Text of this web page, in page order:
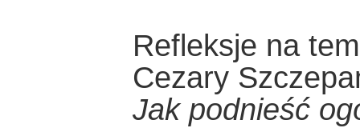
Refleksje na
Cezary
Jak podnieść